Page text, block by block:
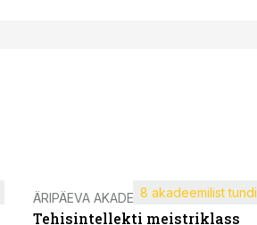
ÄRIPÄEVA AKADEEMIA
Tehisintellekti meistriklass
8 akadeemilist tundi